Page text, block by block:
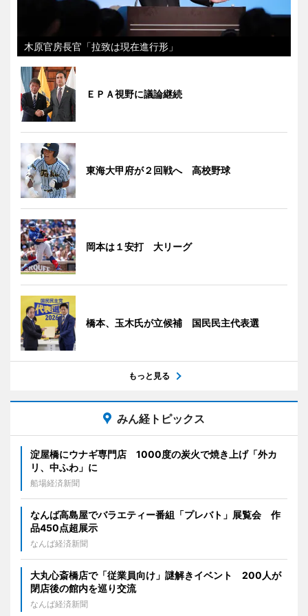
木原官房長官「拉致は現在進行形」
ＥＰＡ視野に議論継続
東海大甲府が２回戦へ 高校野球
岡本は１安打 大リーグ
橋本、玉木氏が立候補 国民民主代表選
もっと見る
みん経トピックス
淀屋橋にウナギ専門店 1000度の炭火で焼き上げ「外カ
リ、中ふわ」に
船場経済新聞
なんば高島屋でバラエティー番組「プレバト」展覧会 作
品450点超展示
なんば経済新聞
大丸心斎橋店で「従業員向け」謎解きイベント 200人が
閉店後の館内を巡り交流
なんば経済新聞